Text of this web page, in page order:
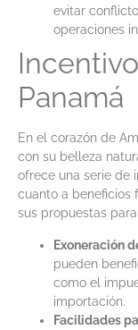
evitar
operaciones
Panamá
En el corazón de
con su belleza
ofrece una serie de
cuanto a beneficios
sus propuestas para
Exoneración
pueden
como el
importación.
Facilidades